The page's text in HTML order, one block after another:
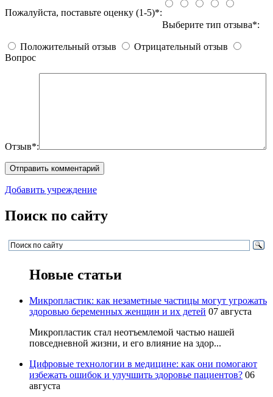
Пожалуйста, поставьте оценку (1-5)*:
Выберите тип отзыва*:
Положительный отзыв
Отрицательный отзыв
Вопрос
Отзыв*:
Добавить учреждение
Поиск по сайту
Новые статьи
Микропластик: как незаметные частицы могут угрожать
здоровью беременных женщин и их детей 07 августа
Микропластик стал неотъемлемой частью нашей
повседневной жизни, и его влияние на здор...
Цифровые технологии в медицине: как они помогают
избежать ошибок и улучшить здоровье пациентов? 06
августа